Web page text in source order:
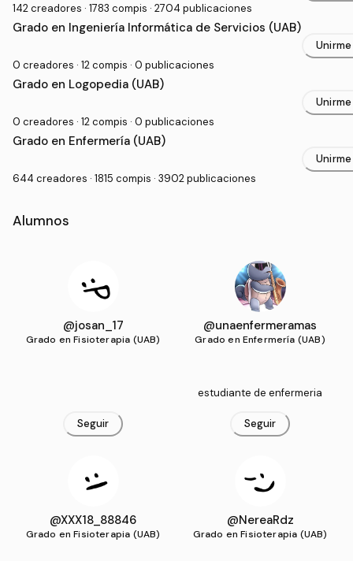
142 creadores · 1783 compis · 2704 publicaciones
Grado en Ingeniería Informática de Servicios (UAB)
0 creadores · 12 compis · 0 publicaciones
Unirme
Grado en Logopedia (UAB)
0 creadores · 12 compis · 0 publicaciones
Unirme
Grado en Enfermería (UAB)
644 creadores · 1815 compis · 3902 publicaciones
Unirme
Alumnos
@josan_17
Grado en Fisioterapia (UAB)
Seguir
@unaenfermeramas
Grado en Enfermería (UAB)
estudiante de enfermeria
Seguir
@XXX18_88846
Grado en Fisioterapia (UAB)
@NereaRdz
Grado en Fisioterapia (UAB)